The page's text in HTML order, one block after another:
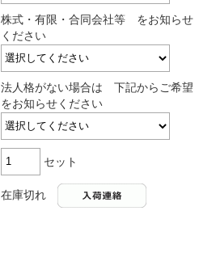
株式・有限・合同会社等 をお知らせ
ください
法人格がない場合は 下記からご希望
をお知らせください
セット
在庫切れ